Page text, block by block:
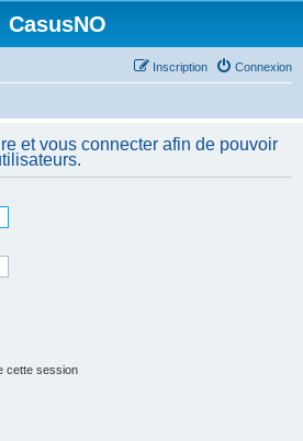
CasusNO
Connexion
Inscription
et vous connecter afin de pouvoir
cette session